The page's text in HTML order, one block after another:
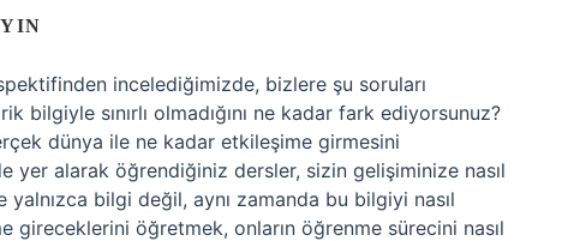
incelediğimizde, bizlere şu soruları
sınırlı olmadığını ne kadar fark ediyorsunuz?
dünya ile ne kadar etkileşime girmesini
yer alarak öğrendiğiniz dersler, sizin gelişiminize nasıl
bilgi değil, aynı zamanda bu bilgiyi nasıl
gireceklerini öğretmek, onların öğrenme sürecini nasıl